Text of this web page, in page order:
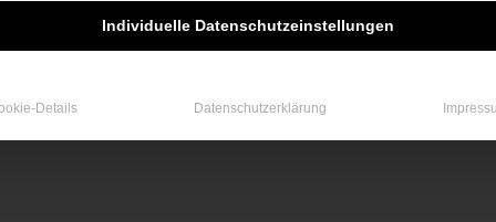
Individuelle Datenschutzeinstellungen
Details Datenschutzerklärung